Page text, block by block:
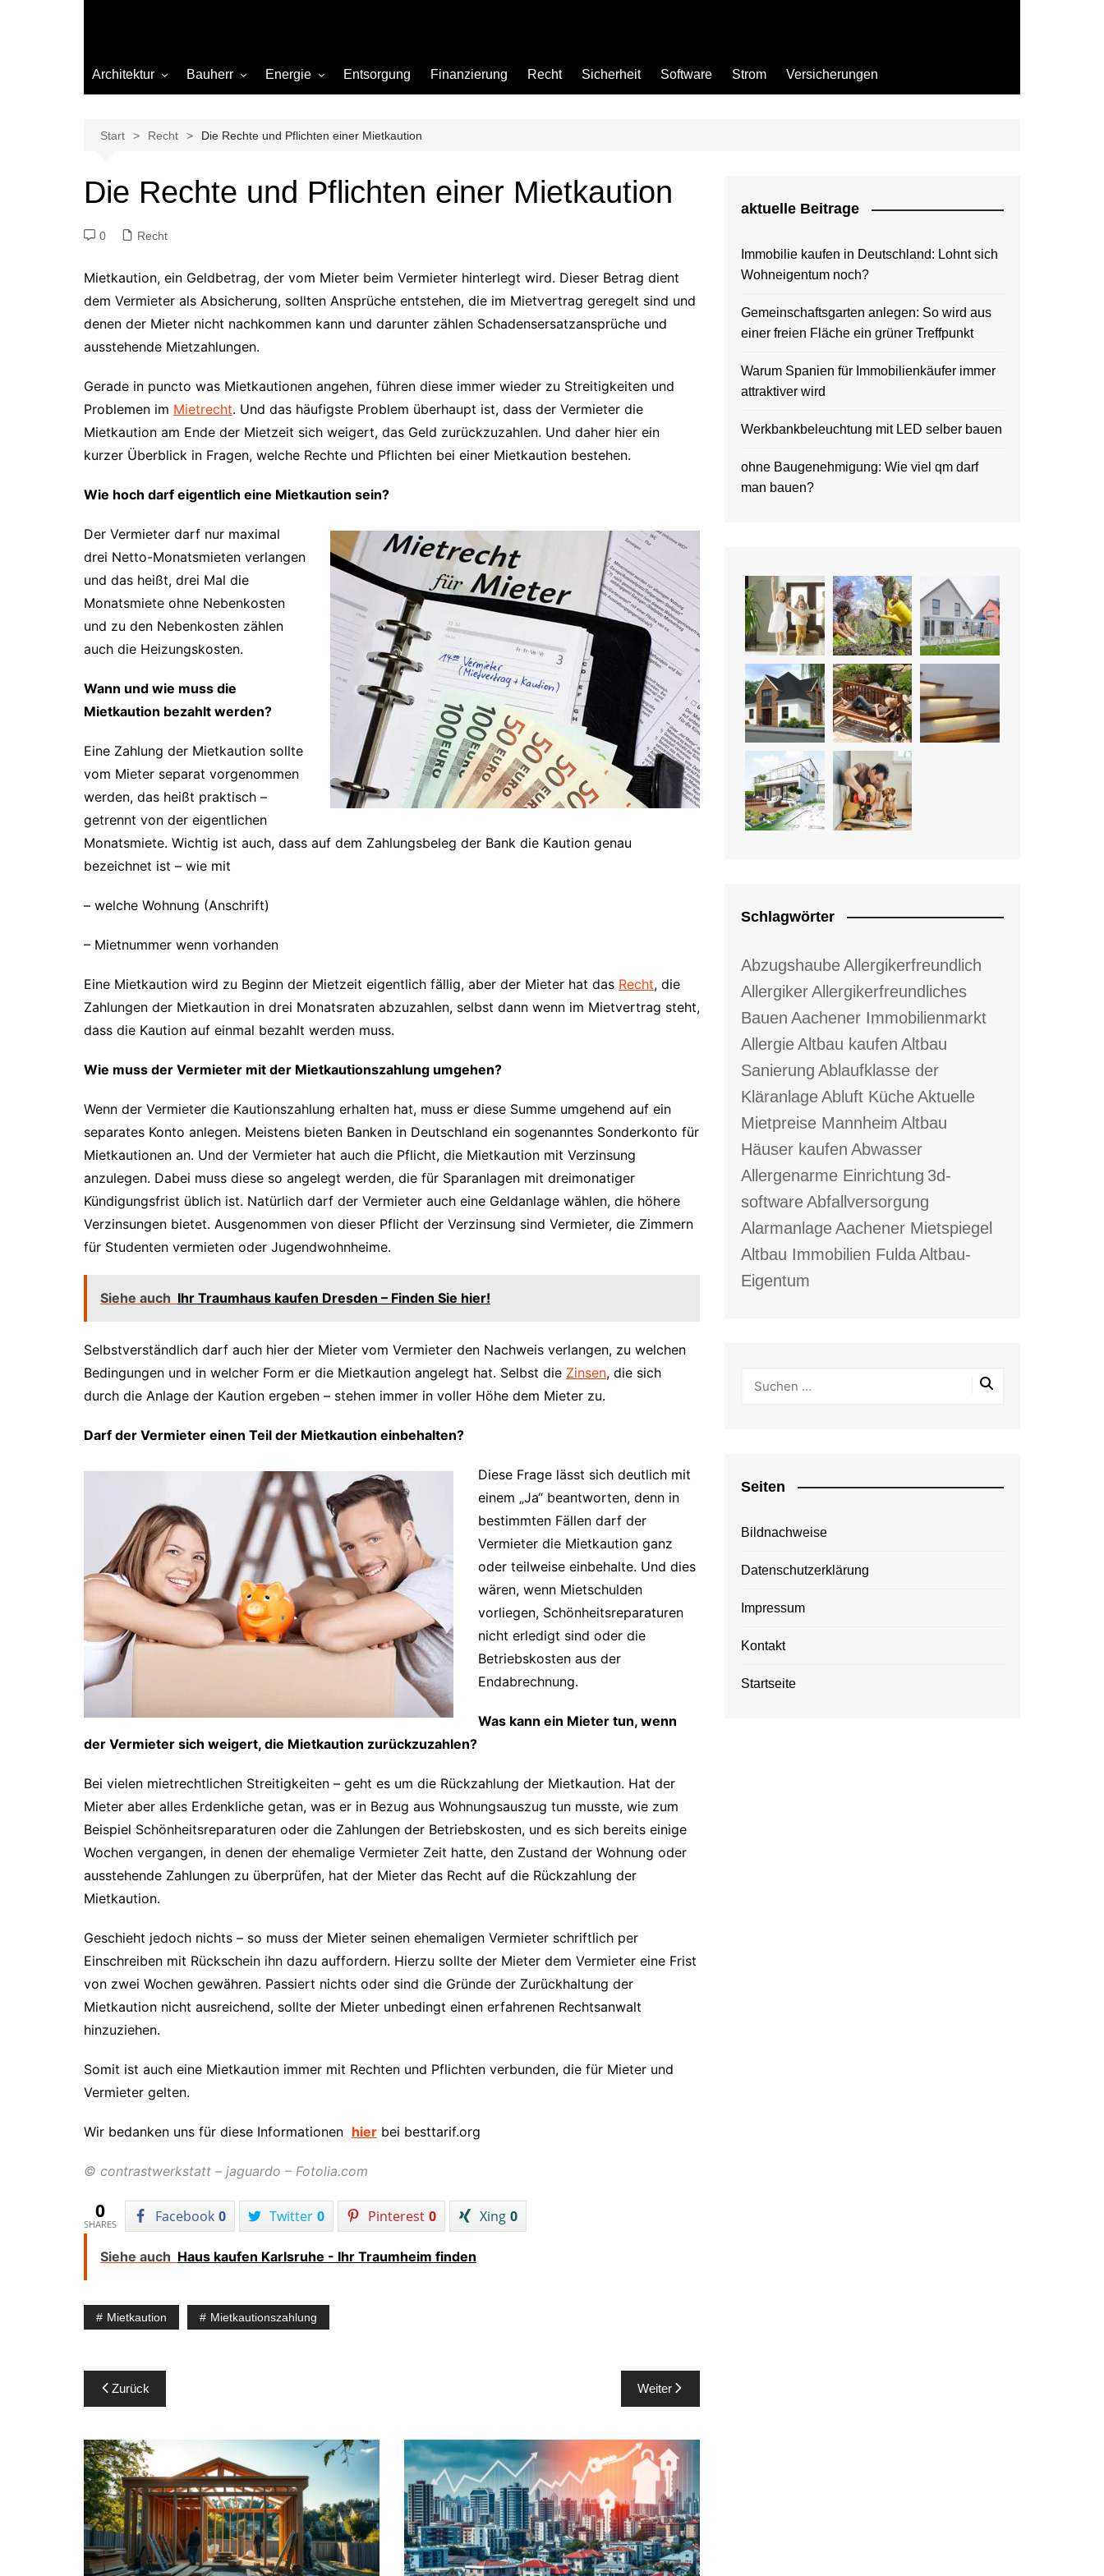
Architektur Bauherr
Beleuchtung
Büro
Materialien
Sanierung
Hygiene
Energie
Gas
Entsorgung Finanzierung Recht Sicherheit Software Strom Versicherungen
Start Recht Die Rechte und Pflichten einer Mietkaution
Die Rechte und Pflichten einer Mietkaution
0 Recht
Mietkaution, ein Geldbetrag, der vom Mieter beim Vermieter hinterlegt wird. Dieser Betrag dient
dem Vermieter als Absicherung, sollten Ansprüche entstehen, die im Mietvertrag geregelt sind und
denen der Mieter nicht nachkommen kann und darunter zählen Schadensersatzansprüche und
ausstehende Mietzahlungen.
Gerade in puncto was Mietkautionen angehen, führen diese immer wieder zu Streitigkeiten und
Problemen im Mietrecht. Und das häufigste Problem überhaupt ist, dass der Vermieter die
Mietkaution am Ende der Mietzeit sich weigert, das Geld zurückzuzahlen. Und daher hier ein
kurzer Überblick in Fragen, welche Rechte und Pflichten bei einer Mietkaution bestehen.
Wie hoch darf eigentlich eine Mietkaution sein?
Der Vermieter darf nur maximal
drei Netto-Monatsmieten verlangen
und das heißt, drei Mal die
Monatsmiete ohne Nebenkosten
und zu den Nebenkosten zählen
auch die Heizungskosten.
Wann und wie muss die
Mietkaution bezahlt werden?
Eine Zahlung der Mietkaution sollte
vom Mieter separat vorgenommen
werden, das heißt praktisch –
getrennt von der eigentlichen
Monatsmiete. Wichtig ist auch, dass auf dem Zahlungsbeleg der Bank die Kaution genau
bezeichnet ist – wie mit
– welche Wohnung (Anschrift)
– Mietnummer wenn vorhanden
Eine Mietkaution wird zu Beginn der Mietzeit eigentlich fällig, aber der Mieter hat das Recht, die
Zahlungen der Mietkaution in drei Monatsraten abzuzahlen, selbst dann wenn im Mietvertrag steht,
dass die Kaution auf einmal bezahlt werden muss.
Wie muss der Vermieter mit der Mietkautionszahlung umgehen?
Wenn der Vermieter die Kautionszahlung erhalten hat, muss er diese Summe umgehend auf ein
separates Konto anlegen. Meistens bieten Banken in Deutschland ein sogenanntes Sonderkonto für
Mietkautionen an. Und der Vermieter hat auch die Pflicht, die Mietkaution mit Verzinsung
anzulegen. Dabei muss diese so angelegt werden, die für Sparanlagen mit dreimonatiger
Kündigungsfrist üblich ist. Natürlich darf der Vermieter auch eine Geldanlage wählen, die höhere
Verzinsungen bietet. Ausgenommen von dieser Pflicht der Verzinsung sind Vermieter, die Zimmern
für Studenten vermieten oder Jugendwohnheime.
Siehe auch Ihr Traumhaus kaufen Dresden – Finden Sie hier!
Selbstverständlich darf auch hier der Mieter vom Vermieter den Nachweis verlangen, zu welchen
Bedingungen und in welcher Form er die Mietkaution angelegt hat. Selbst die Zinsen, die sich
durch die Anlage der Kaution ergeben – stehen immer in voller Höhe dem Mieter zu.
Darf der Vermieter einen Teil der Mietkaution einbehalten?
Diese Frage lässt sich deutlich mit
einem „Ja“ beantworten, denn in
bestimmten Fällen darf der
Vermieter die Mietkaution ganz
oder teilweise einbehalte. Und dies
wären, wenn Mietschulden
vorliegen, Schönheitsreparaturen
nicht erledigt sind oder die
Betriebskosten aus der
Endabrechnung.
Was kann ein Mieter tun, wenn
der Vermieter sich weigert, die Mietkaution zurückzuzahlen?
Bei vielen mietrechtlichen Streitigkeiten – geht es um die Rückzahlung der Mietkaution. Hat der
Mieter aber alles Erdenkliche getan, was er in Bezug aus Wohnungsauszug tun musste, wie zum
Beispiel Schönheitsreparaturen oder die Zahlungen der Betriebskosten, und es sich bereits einige
Wochen vergangen, in denen der ehemalige Vermieter Zeit hatte, den Zustand der Wohnung oder
ausstehende Zahlungen zu überprüfen, hat der Mieter das Recht auf die Rückzahlung der
Mietkaution.
Geschieht jedoch nichts – so muss der Mieter seinen ehemaligen Vermieter schriftlich per
Einschreiben mit Rückschein ihn dazu auffordern. Hierzu sollte der Mieter dem Vermieter eine Frist
von zwei Wochen gewähren. Passiert nichts oder sind die Gründe der Zurückhaltung der
Mietkaution nicht ausreichend, sollte der Mieter unbedingt einen erfahrenen Rechtsanwalt
hinzuziehen.
Somit ist auch eine Mietkaution immer mit Rechten und Pflichten verbunden, die für Mieter und
Vermieter gelten.
Wir bedanken uns für diese Informationen hier bei besttarif.org
© contrastwerkstatt – jaguardo – Fotolia.com
0
SHARES Facebook 0 Twitter 0 Pinterest 0 Xing 0
Siehe auch Haus kaufen Karlsruhe - Ihr Traumheim finden
Mietkaution Mietkautionszahlung
Beitragsnavigation
Zurück Weiter
aktuelle Beitrage
Immobilie kaufen in Deutschland: Lohnt sich
Wohneigentum noch?
Gemeinschaftsgarten anlegen: So wird aus
einer freien Fläche ein grüner Treffpunkt
Warum Spanien für Immobilienkäufer immer
attraktiver wird
Werkbankbeleuchtung mit LED selber bauen
ohne Baugenehmigung: Wie viel qm darf
man bauen?
Schlagwörter
AbzugshaubeAllergikerfreundlich
AllergikerAllergikerfreundliches
Bauen Aachener Immobilienmarkt
AllergieAltbau kaufen Altbau
Sanierung Ablaufklasse der
KläranlageAbluft KücheAktuelle
Mietpreise Mannheim Altbau
Häuser kaufen Abwasser
Allergenarme Einrichtung 3d-
softwareAbfallversorgung
AlarmanlageAachener Mietspiegel
Altbau Immobilien FuldaAltbau-
Eigentum
Seiten
Bildnachweise
Datenschutzerklärung
Impressum
Kontakt
Startseite